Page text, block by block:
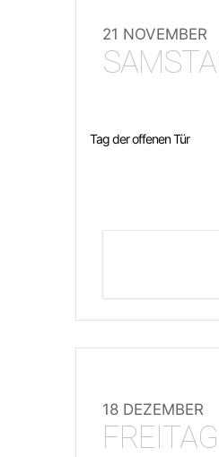
21 NOVEMBER
Tag der offenen Tür
18 DEZEMBER
FREITAG